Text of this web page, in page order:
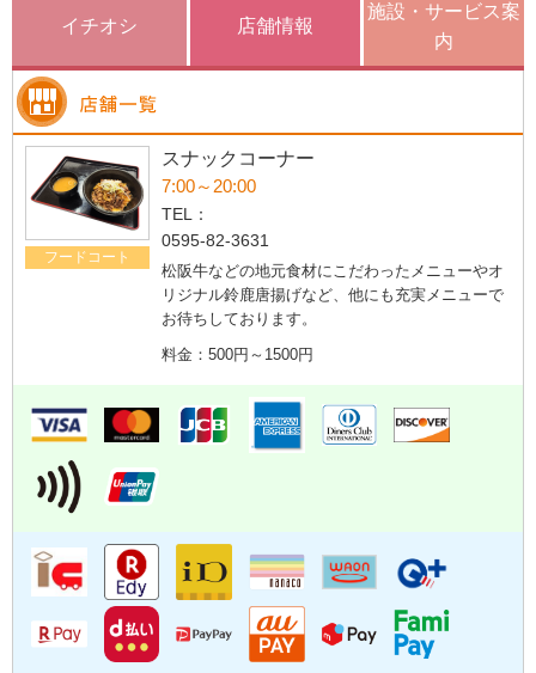
イチオシ 店舗情報
施設・サービス案
内
フードコート
スナックコーナー
7:00～20:00
TEL：
0595-82-3631
松阪牛などの地元食材にこだわったメニューやオ
リジナル鈴鹿唐揚げなど、他にも充実メニューで
お待ちしております。
料金：500円～1500円